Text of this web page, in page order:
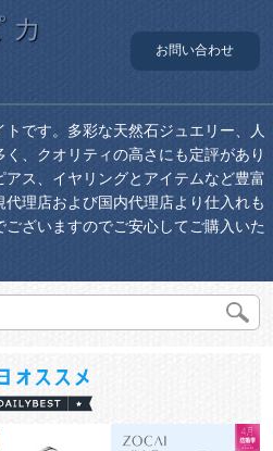
お問い合わせ
です。多彩な天然石ジュエリー、人
、クオリティの高さにも定評があり
アス、イヤリングとアイテムなど豊富
理店および国内代理店より仕入れも
ざいますのでご安心してご購入いた